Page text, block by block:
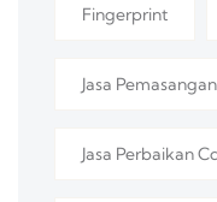
Fingerprint
Jasa
Jasa Perbaikan